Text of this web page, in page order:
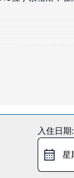
免费洗浴用品和
- 索格斯 by IHG
、快速入住和快
入住日期:
星